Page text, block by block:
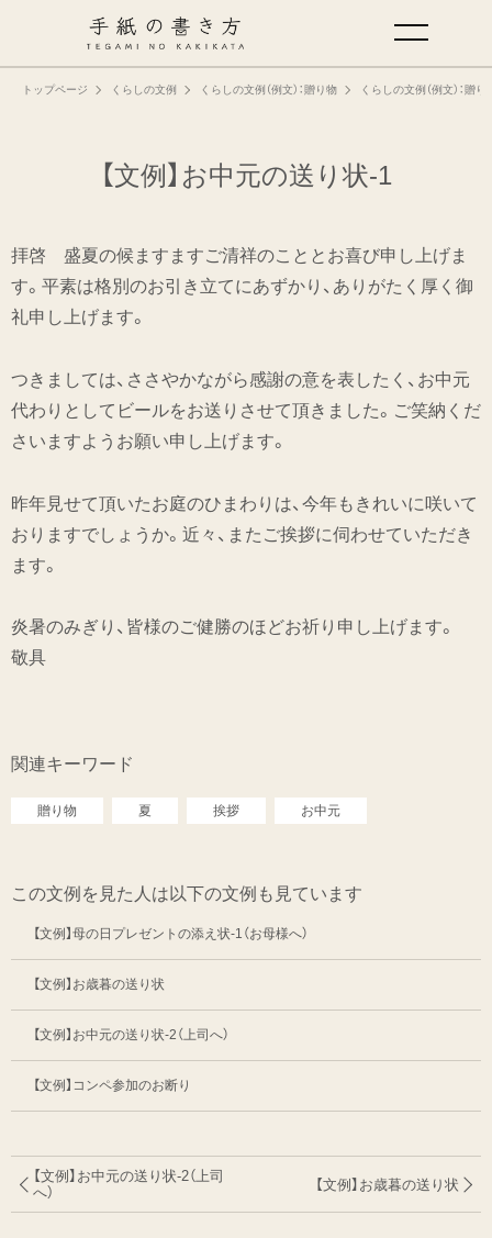
トップページ くらしの文例 くらしの文例（例文）：贈り物 くらしの文例（例文）：贈り
【文例】お中元の送り状-1
拝啓 盛夏の候ますますご清祥のこととお喜び申し上げま
す。平素は格別のお引き立てにあずかり、ありがたく厚く御
礼申し上げます。
つきましては、ささやかながら感謝の意を表したく、お中元
代わりとしてビールをお送りさせて頂きました。ご笑納くだ
さいますようお願い申し上げます。
昨年見せて頂いたお庭のひまわりは、今年もきれいに咲いて
おりますでしょうか。近々、またご挨拶に伺わせていただき
ます。
炎暑のみぎり、皆様のご健勝のほどお祈り申し上げます。
敬具
関連キーワード
贈り物 夏 挨拶 お中元
この文例を見た人は以下の文例も見ています
【文例】母の日プレゼントの添え状-1（お母様へ）
【文例】お歳暮の送り状
【文例】お中元の送り状-2（上司へ）
【文例】コンペ参加のお断り
【文例】お中元の送り状-2（上司
へ）
【文例】お歳暮の送り状
手紙の基本
仕事の手紙の書き方
仕事の文例
特集
ミドリオフィシャルサイト